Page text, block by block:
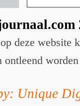
deze website
ontleend worden
Unique